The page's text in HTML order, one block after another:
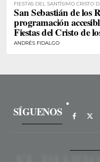
FIESTAS DEL SANTÍSIMO CRISTO
San Sebastián de los
programación
Fiestas del Cristo de
ANDRÉS FIDALGO
SÍGUENOS